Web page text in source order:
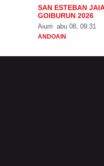
SAN ESTEBAN
GOIBURUN 2026
Aiurri abu 08, 09:31
ANDOAIN